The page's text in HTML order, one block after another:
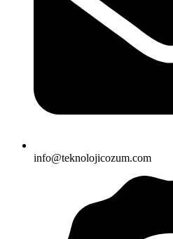
info@teknolojicozum.com